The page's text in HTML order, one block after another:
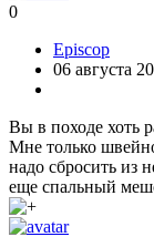
0
Episcop
06 августа
Вы в походе хоть
Мне только
надо сбросить из
еще спальный